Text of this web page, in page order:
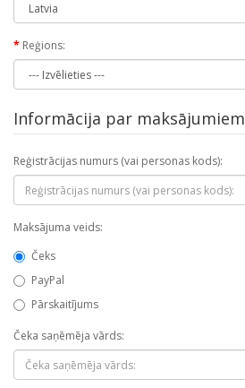
Reģions:
Informācija par maksājumiem
Reģistrācijas numurs (vai personas kods):
Maksājuma veids:
Čeks
PayPal
Pārskaitījums
Čeka saņēmēja vārds: